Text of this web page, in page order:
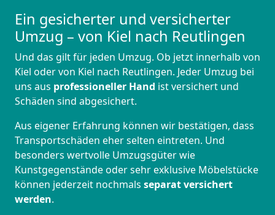
Ein gesicherter und versicherter
Umzug – von Kiel nach Reutlingen
Und das gilt für jeden Umzug. Ob jetzt innerhalb von
Kiel oder von Kiel nach Reutlingen. Jeder Umzug bei
uns aus professioneller Hand ist versichert und
Schäden sind abgesichert.
Aus eigener Erfahrung können wir bestätigen, dass
Transportschäden eher selten eintreten. Und
besonders wertvolle Umzugsgüter wie
Kunstgegenstände oder sehr exklusive Möbelstücke
können jederzeit nochmals separat versichert
werden.